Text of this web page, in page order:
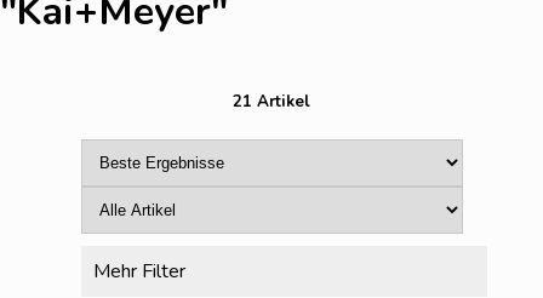
"Kai+Meyer"
21 Artikel
Mehr Filter